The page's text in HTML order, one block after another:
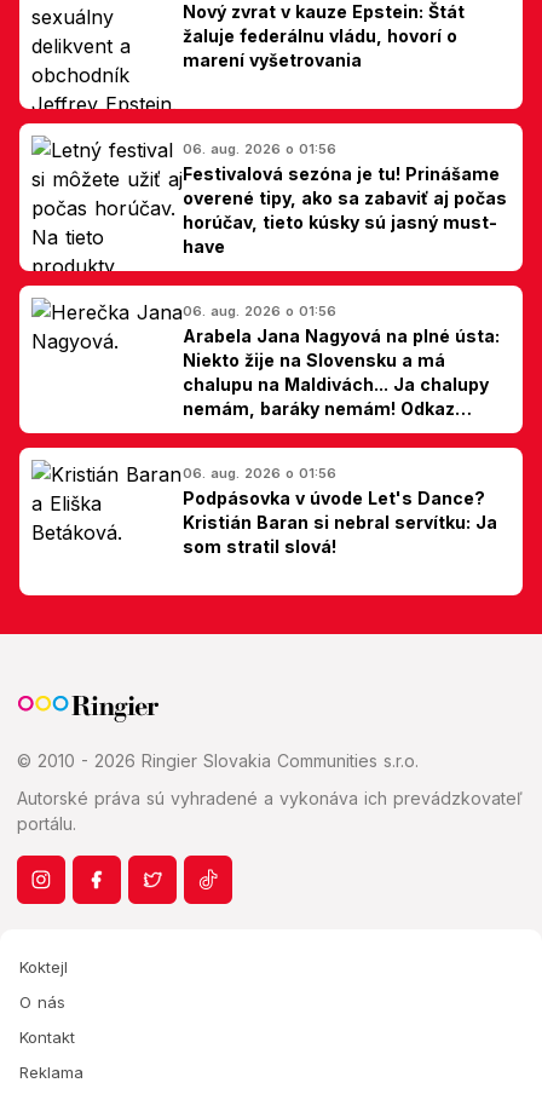
Nový zvrat v kauze Epstein: Štát
žaluje federálnu vládu, hovorí o
marení vyšetrovania
06. aug. 2026 o 01:56
Festivalová sezóna je tu! Prinášame
overené tipy, ako sa zabaviť aj počas
horúčav, tieto kúsky sú jasný must-
have
06. aug. 2026 o 01:56
Arabela Jana Nagyová na plné ústa:
Niekto žije na Slovensku a má
chalupu na Maldivách... Ja chalupy
nemám, baráky nemám! Odkaz
Slovákom
06. aug. 2026 o 01:56
Podpásovka v úvode Let's Dance?
Kristián Baran si nebral servítku: Ja
som stratil slová!
© 2010 - 2026 Ringier Slovakia Communities s.r.o.
Autorské práva sú vyhradené a vykonáva ich prevádzkovateľ
portálu.
Koktejl
O nás
Kontakt
Reklama